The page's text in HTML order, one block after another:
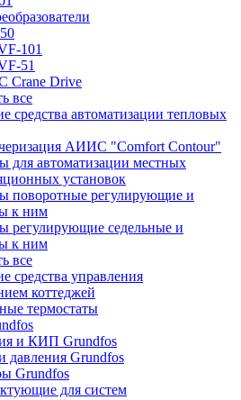
101
51
Crane Drive
все
средства автоматизации тепловых
АИИС "Comfort Contour"
для автоматизации местных
установок
поворотные регулирующие и
к ним
регулирующие седельные и
к ним
все
средства управления
коттеджей
термостаты
и КИП Grundfos
давления Grundfos
Grundfos
для систем